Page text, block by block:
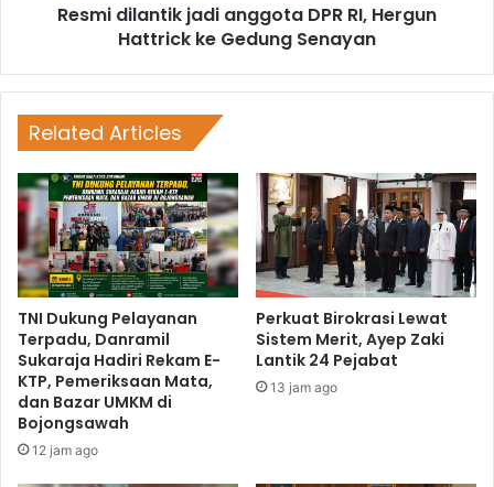
Resmi dilantik jadi anggota DPR RI, Hergun
Hattrick ke Gedung Senayan
Related Articles
TNI Dukung Pelayanan
Terpadu, Danramil
Sukaraja Hadiri Rekam E-
KTP, Pemeriksaan Mata,
dan Bazar UMKM di
Bojongsawah
12 jam ago
Perkuat Birokrasi Lewat
Sistem Merit, Ayep Zaki
Lantik 24 Pejabat
13 jam ago